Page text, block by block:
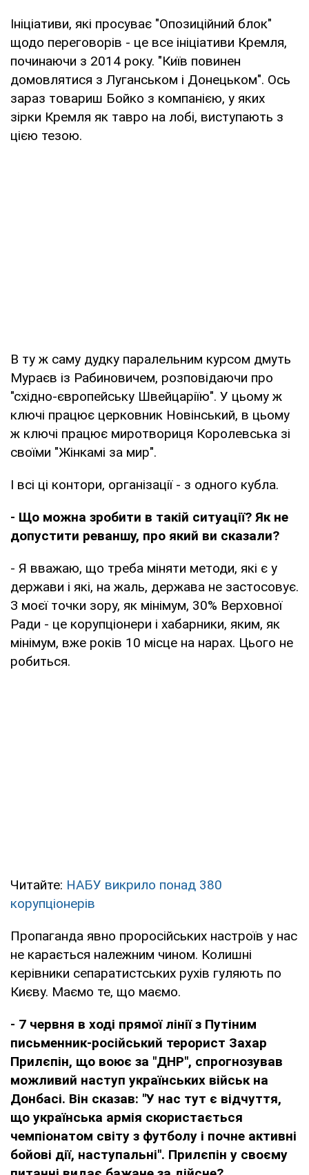
Ініціативи, які просуває "Опозиційний блок"
щодо переговорів - це все ініціативи Кремля,
починаючи з 2014 року. "Київ повинен
домовлятися з Луганськом і Донецьком". Ось
зараз товариш Бойко з компанією, у яких
зірки Кремля як тавро на лобі, виступають з
цією тезою.
В ту ж саму дудку паралельним курсом дмуть
Мураєв із Рабиновичем, розповідаючи про
"східно-європейську Швейцаріїю". У цьому ж
ключі працює церковник Новінський, в цьому
ж ключі працює миротвориця Королевська зі
своїми "Жінкамі за мир".
І всі ці контори, організації - з одного кубла.
- Що можна зробити в такій ситуації? Як не
допустити реваншу, про який ви сказали?
- Я вважаю, що треба міняти методи, які є у
держави і які, на жаль, держава не застосовує.
З моєї точки зору, як мінімум, 30% Верховної
Ради - це корупціонери і хабарники, яким, як
мінімум, вже років 10 місце на нарах. Цього не
робиться.
Читайте: НАБУ викрило понад 380
корупціонерів
Пропаганда явно проросійських настроїв у нас
не карається належним чином. Колишні
керівники сепаратистських рухів гуляють по
Києву. Маємо те, що маємо.
- 7 червня в ході прямої лінії з Путіним
письменник-російський терорист Захар
Прилєпін, що воює за "ДНР", спрогнозував
можливий наступ українських військ на
Донбасі. Він сказав: "У нас тут є відчуття,
що українська армія скористається
чемпіонатом світу з футболу і почне активні
бойові дії, наступальні". Прилєпін у своєму